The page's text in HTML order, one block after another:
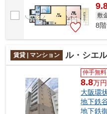
敷
8
賃貸 | マンション ル・シエ
仲手無料
8.8万円
大阪環
地下鉄
地下鉄